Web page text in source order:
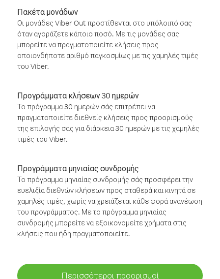
Πακέτα μονάδων
Οι μονάδες Viber Out προστίθενται στο υπόλοιπό σας
όταν αγοράζετε κάποιο ποσό. Με τις μονάδες σας
μπορείτε να πραγματοποιείτε κλήσεις προς
οποιονδήποτε αριθμό παγκοσμίως με τις χαμηλές τιμές
του Viber.
Προγράμματα κλήσεων 30 ημερών
Το πρόγραμμα 30 ημερών σάς επιτρέπει να
πραγματοποιείτε διεθνείς κλήσεις προς προορισμούς
της επιλογής σας για διάρκεια 30 ημερών με τις χαμηλές
τιμές του Viber.
Προγράμματα μηνιαίας συνδρομής
Το πρόγραμμα μηνιαίας συνδρομής σάς προσφέρει την
ευελιξία διεθνών κλήσεων προς σταθερά και κινητά σε
χαμηλές τιμές, χωρίς να χρειάζεται κάθε φορά ανανέωση
του προγράμματος. Με το πρόγραμμα μηνιαίας
συνδρομής μπορείτε να εξοικονομείτε χρήματα στις
κλήσεις που ήδη πραγματοποιείτε.
Περισσότεροι προορισμοί